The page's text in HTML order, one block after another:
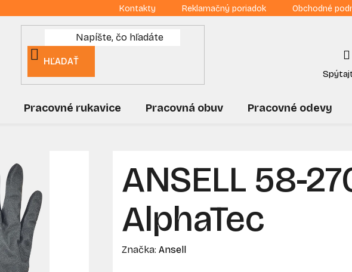
Kontakty Reklamačný poriadok Obchodné
HĽADAŤ
Pracovné rukavice Pracovná obuv Pracovné odevy
ANSELL 58-
AlphaTec
Značka: Ansell